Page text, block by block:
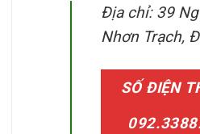
Địa chỉ: 39
Nhơn Trạch,
SỐ ĐIỆN